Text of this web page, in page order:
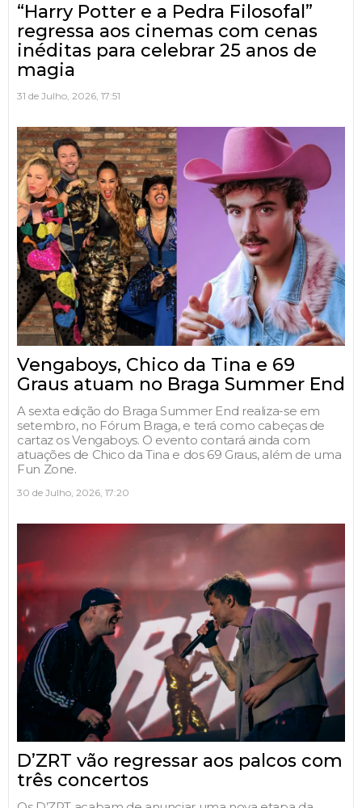
“Harry Potter e a Pedra Filosofal”
regressa aos cinemas com cenas
inéditas para celebrar 25 anos de
magia
31 de Julho, 2026, 17:51
Vengaboys, Chico da Tina e 69
Graus atuam no Braga Summer End
A sexta edição do Braga Summer End realiza-se em
setembro, no Fórum Braga, e terá como cabeças de
cartaz os Vengaboys. O evento contará ainda com
atuações de Chico da Tina e dos 69 Graus, além de uma
Fun Zone.
30 de Julho, 2026, 17:20
D’ZRT vão regressar aos palcos com
três concertos